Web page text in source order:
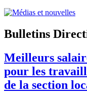
Bulletins
Meilleurs
pour les
de la section